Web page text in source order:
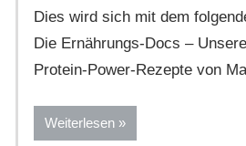
Dies wird sich mit dem
Die Ernährungs-Docs –
Protein-Power-Rezepte von
Weiterlesen